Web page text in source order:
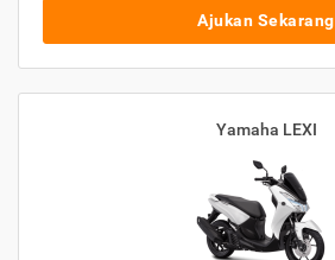
Ajukan Sekarang
Yamaha LEXI